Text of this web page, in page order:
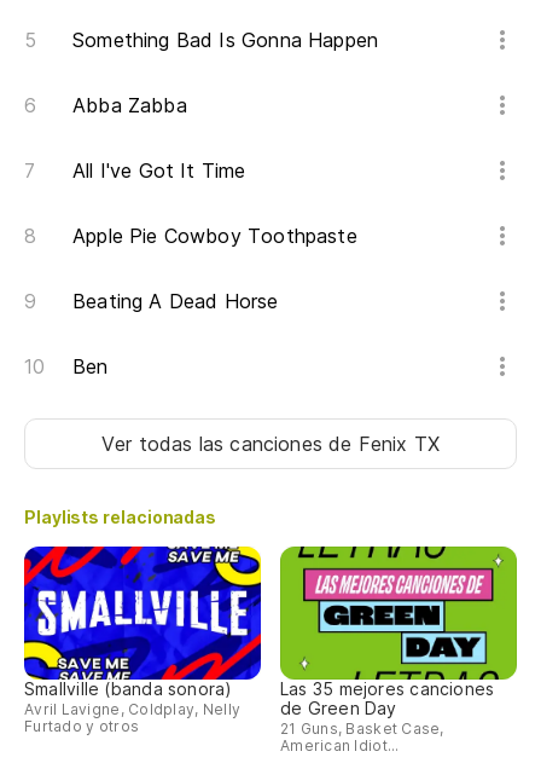
Something Bad Is Gonna Happen
Abba Zabba
All I've Got It Time
Apple Pie Cowboy Toothpaste
Beating A Dead Horse
Ben
Ver todas las cancionesde Fenix TX
Playlists relacionadas
Smallville (banda sonora)
Avril Lavigne, Coldplay, Nelly
Furtado y otros
Las 35 mejores canciones
de Green Day
21 Guns, Basket Case,
American Idiot...